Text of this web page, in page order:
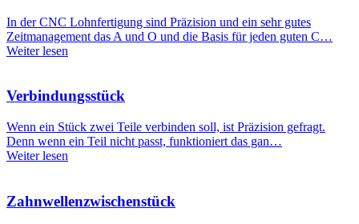
In der CNC Lohnfertigung sind Präzision und ein sehr gutes
Zeitmanagement das A und O und die Basis für jeden guten C…
Weiter lesen
Verbindungsstück
Wenn ein Stück zwei Teile verbinden soll, ist Präzision gefragt.
Denn wenn ein Teil nicht passt, funktioniert das gan…
Weiter lesen
Zahnwellen­zwischenstück